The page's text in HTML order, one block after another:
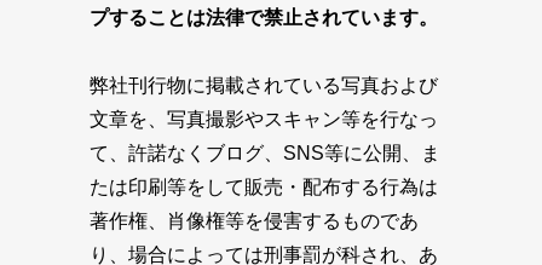
プすることは法律で禁止されています。
弊社刊行物に掲載されている写真および
文章を、写真撮影やスキャン等を行なっ
て、許諾なくブログ、SNS等に公開、ま
たは印刷等をして販売・配布する行為は
著作権、肖像権等を侵害するものであ
り、場合によっては刑事罰が科され、あ